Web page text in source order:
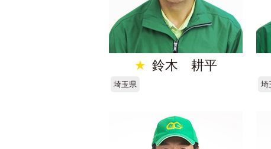
★ 鈴木 耕平
埼玉県 埼